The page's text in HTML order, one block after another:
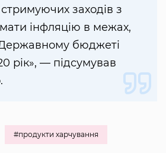
заходів з
інфляцію в межах,
бюджеті
рік», — підсумував
#продукти харчування